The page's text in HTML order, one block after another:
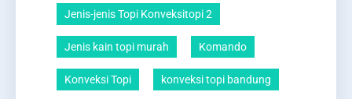
Jenis-jenis Topi Konveksitopi 2
Jenis kain topi murah Komando
Konveksi Topi konveksi topi bandung